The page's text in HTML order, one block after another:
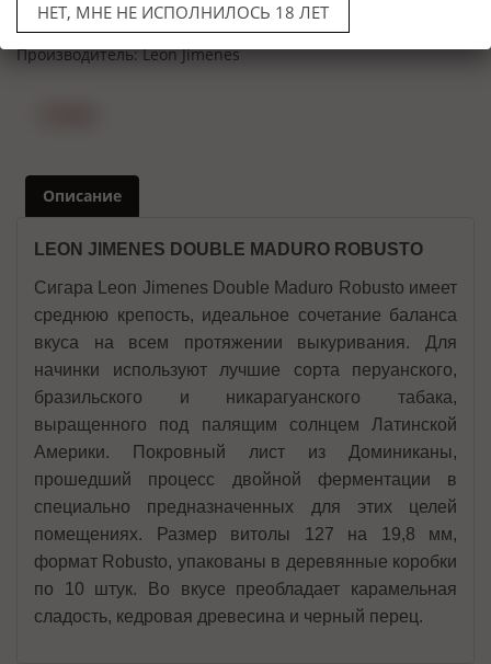
Количество в коробке: 10 штук
Производитель: Leon Jimenes
Описание
LEON JIMENES DOUBLE MADURO ROBUSTO
Сигара Leon Jimenes Double Maduro Robusto имеет
среднюю крепость, идеальное сочетание баланса
вкуса на всем протяжении выкуривания. Для
начинки используют лучшие сорта перуанского,
бразильского и никарагуанского табака,
выращенного под палящим солнцем Латинской
Америки. Покровный лист из Доминиканы,
прошедший процесс двойной ферментации в
специально предназначенных для этих целей
помещениях. Размер витолы 127 на 19,8 мм,
формат Robusto, упакованы в деревянные коробки
по 10 штук. Во вкусе преобладает карамельная
сладость, кедровая древесина и черный перец.
НЕТ, МНЕ НЕ ИСПОЛНИЛОСЬ 18 ЛЕТ